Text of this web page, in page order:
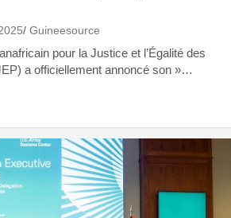
Guineesource
pour la Justice et l’Égalité des
a officiellement annoncé son »…